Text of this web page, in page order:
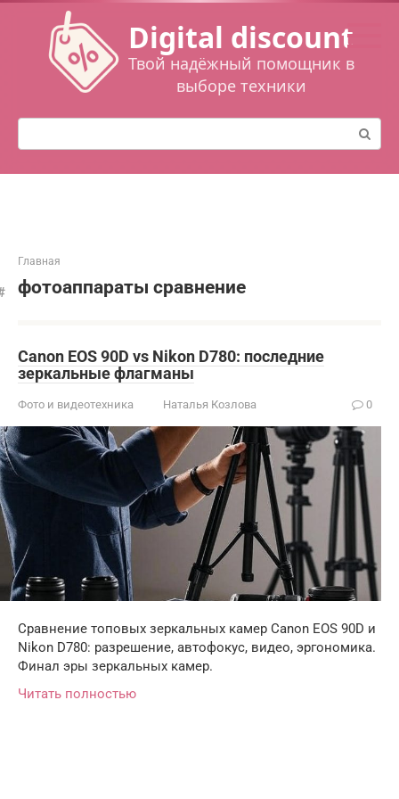
Перейти
контенту
Digital discount
Твой надёжный помощник в
выборе техники
Поиск:
Главная
фотоаппараты сравнение
Canon EOS 90D vs Nikon D780: последние
зеркальные флагманы
Фото и видеотехника Наталья Козлова 0
Сравнение топовых зеркальных камер Canon EOS 90D и
Nikon D780: разрешение, автофокус, видео, эргономика.
Финал эры зеркальных камер.
Читать полностью